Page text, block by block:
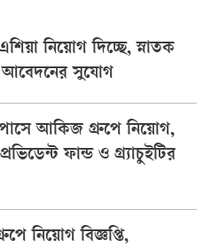
নিয়োগ দিচ্ছে, স্নাতক
আবেদনের সুযোগ
আকিজ গ্রুপে নিয়োগ,
ফান্ড ও গ্র্যাচুইটির
নিয়োগ বিজ্ঞপ্তি,